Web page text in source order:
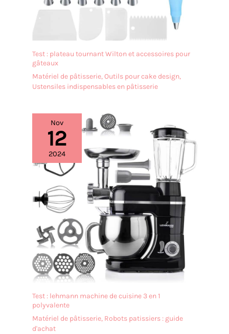
Test : plateau tournant Wilton et accessoires pour
gâteaux
Matériel de pâtisserie,Outils pour cake design,
Ustensiles indispensables en pâtisserie
Nov
12
2024
Test : lehmann machine de cuisine 3 en 1
polyvalente
Matériel de pâtisserie, Robots patissiers : guide
d'achat